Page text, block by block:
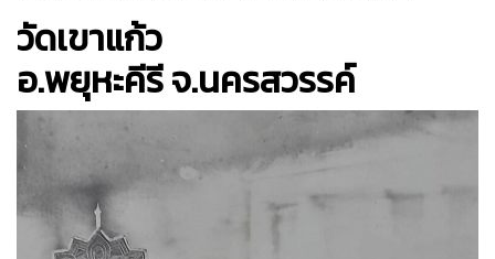
วัดเขาแก้ว
อ.พยุหะคีรี จ.นครสวรรค์